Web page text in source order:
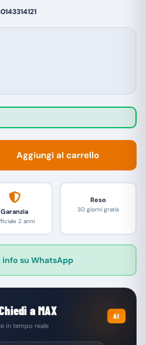
Aggiungi al carrello
Garanzia
2 anni
Reso
30 giorni gratis
su WhatsApp
a MAX
in tempo reale
AI